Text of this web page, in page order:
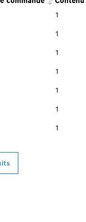
1
1
1
1
1
1
1